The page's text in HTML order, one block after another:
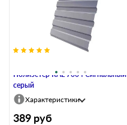
Полиэстер RAL 7004 Сигнальный
серый
Характеристики
389 руб